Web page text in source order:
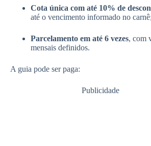
Cota única com até 10% de
até o vencimento informado no carnê;
Parcelamento em até 6 vezes, com
mensais definidos.
A guia pode ser paga:
Publicidade